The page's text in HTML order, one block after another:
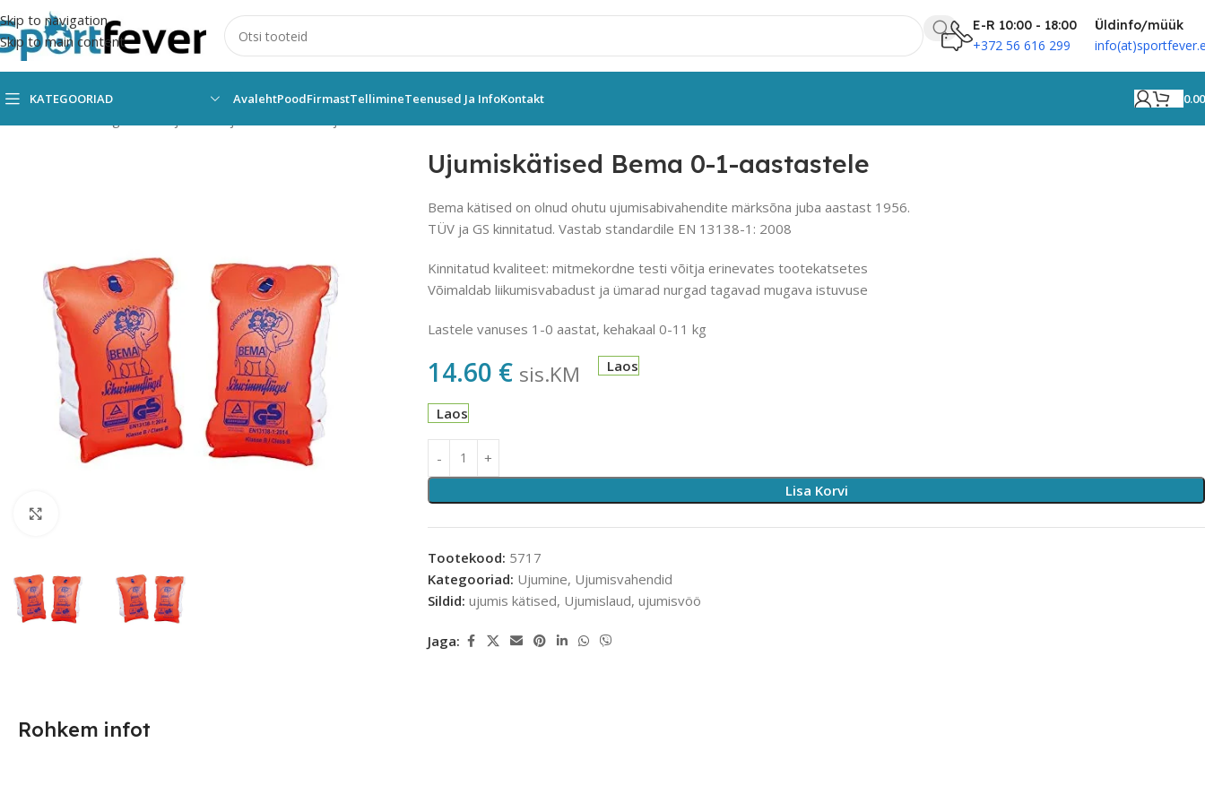
Skip to navigation
Skip to main content
E-R 10:00 - 18:00
+372 56 616 299
Üldinfo/müük
KATEGOORIAD AvalehtPoodFirmastTellimineTeenused Ja InfoKontakt
Ujumiskätised Bema 0-1-aastastele
Bema kätised on olnud ohutu ujumisabivahendite märksõna juba aastast 1956.
TÜV ja GS kinnitatud. Vastab standardile EN 13138-1: 2008
Kinnitatud kvaliteet: mitmekordne testi võitja erinevates tootekatsetes
Võimaldab liikumisvabadust ja ümarad nurgad tagavad mugava istuvuse
Lastele vanuses 1-0 aastat, kehakaal 0-11 kg
14.60 € sis.KM Laos
Laos
Lisa Korvi
Tootekood: 5717
Kategooriad: Ujumine, Ujumisvahendid
Sildid: ujumis kätised, Ujumislaud, ujumisvöö
Jaga:
Rohkem infot